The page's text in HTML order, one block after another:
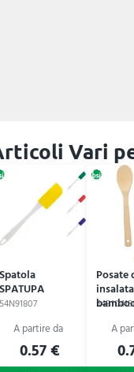
Vari
Spatola
SPATUPA
54N91807
0.57 €
Posate